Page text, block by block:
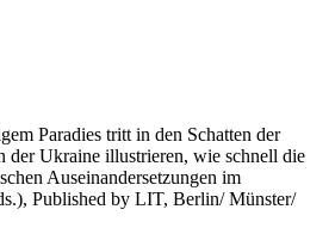
Paradies tritt in den Schatten der
der Ukraine illustrieren, wie schnell die
Auseinandersetzungen im
Published by LIT, Berlin/ Münster/